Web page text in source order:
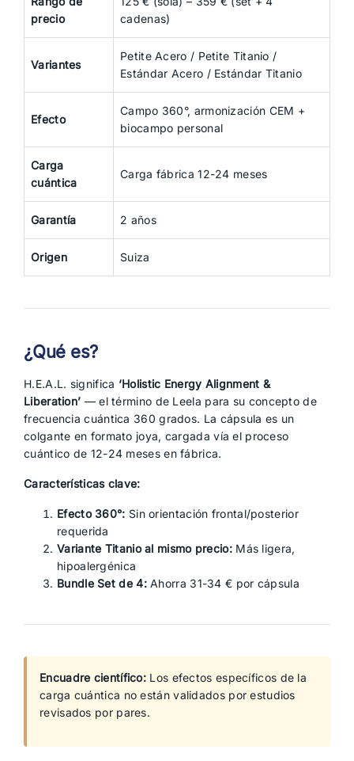
precio
cadenas)
Variantes
Petite Acero / Petite Titanio /
Estándar Acero / Estándar Titanio
Efecto
Campo 360°, armonización CEM +
biocampo personal
Carga
cuántica
Carga fábrica 12-24 meses
Garantía 2 años
Origen Suiza
¿Qué es?
H.E.A.L. significa ‘Holistic Energy Alignment &
Liberation’ — el término de Leela para su concepto de
frecuencia cuántica 360 grados. La cápsula es un
colgante en formato joya, cargada vía el proceso
cuántico de 12-24 meses en fábrica.
Características clave:
Efecto 360°: Sin orientación frontal/posterior
requerida
Variante Titanio al mismo precio:Más ligera,
hipoalergénica
Bundle Set de 4:Ahorra 31-34 € por cápsula
Encuadre científico: Los efectos específicos de la
carga cuántica no están validados por estudios
revisados por pares.